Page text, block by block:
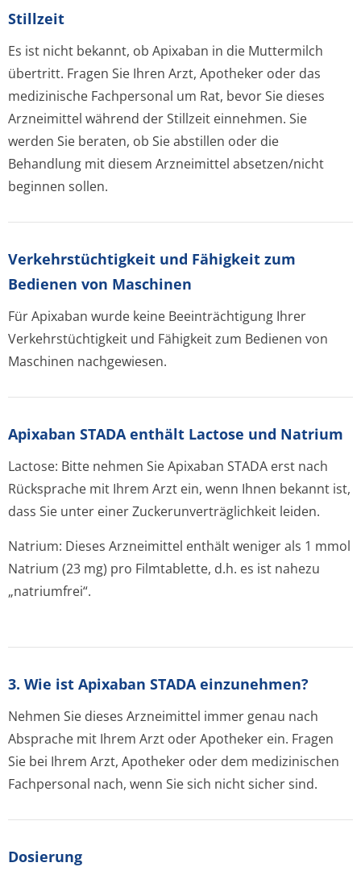
Stillzeit
Es ist nicht bekannt, ob Apixaban in die Muttermilch
übertritt. Fragen Sie Ihren Arzt, Apotheker oder das
medizinische Fachpersonal um Rat, bevor Sie dieses
Arzneimittel während der Stillzeit einnehmen. Sie
werden Sie beraten, ob Sie abstillen oder die
Behandlung mit diesem Arzneimittel absetzen/nicht
beginnen sollen.
Verkehrstüchtig­keit und Fähigkeit zum
Bedienen von Maschinen
Für Apixaban wurde keine Beeinträchtigung Ihrer
Verkehrstüchtigkeit und Fähigkeit zum Bedienen von
Maschinen nachgewiesen.
Apixaban STADA enthält Lactose und Natrium
Lactose: Bitte nehmen Sie Apixaban STADA erst nach
Rücksprache mit Ihrem Arzt ein, wenn Ihnen bekannt ist,
dass Sie unter einer Zuckerunverträglichke­it leiden.
Natrium: Dieses Arzneimittel enthält weniger als 1 mmol
Natrium (23 mg) pro Filmtablette, d.h. es ist nahezu
„natriumfrei“.
3. Wie ist Apixaban STADA einzunehmen?
Nehmen Sie dieses Arzneimittel immer genau nach
Absprache mit Ihrem Arzt oder Apotheker ein. Fragen
Sie bei Ihrem Arzt, Apotheker oder dem medizinischen
Fachpersonal nach, wenn Sie sich nicht sicher sind.
Dosierung